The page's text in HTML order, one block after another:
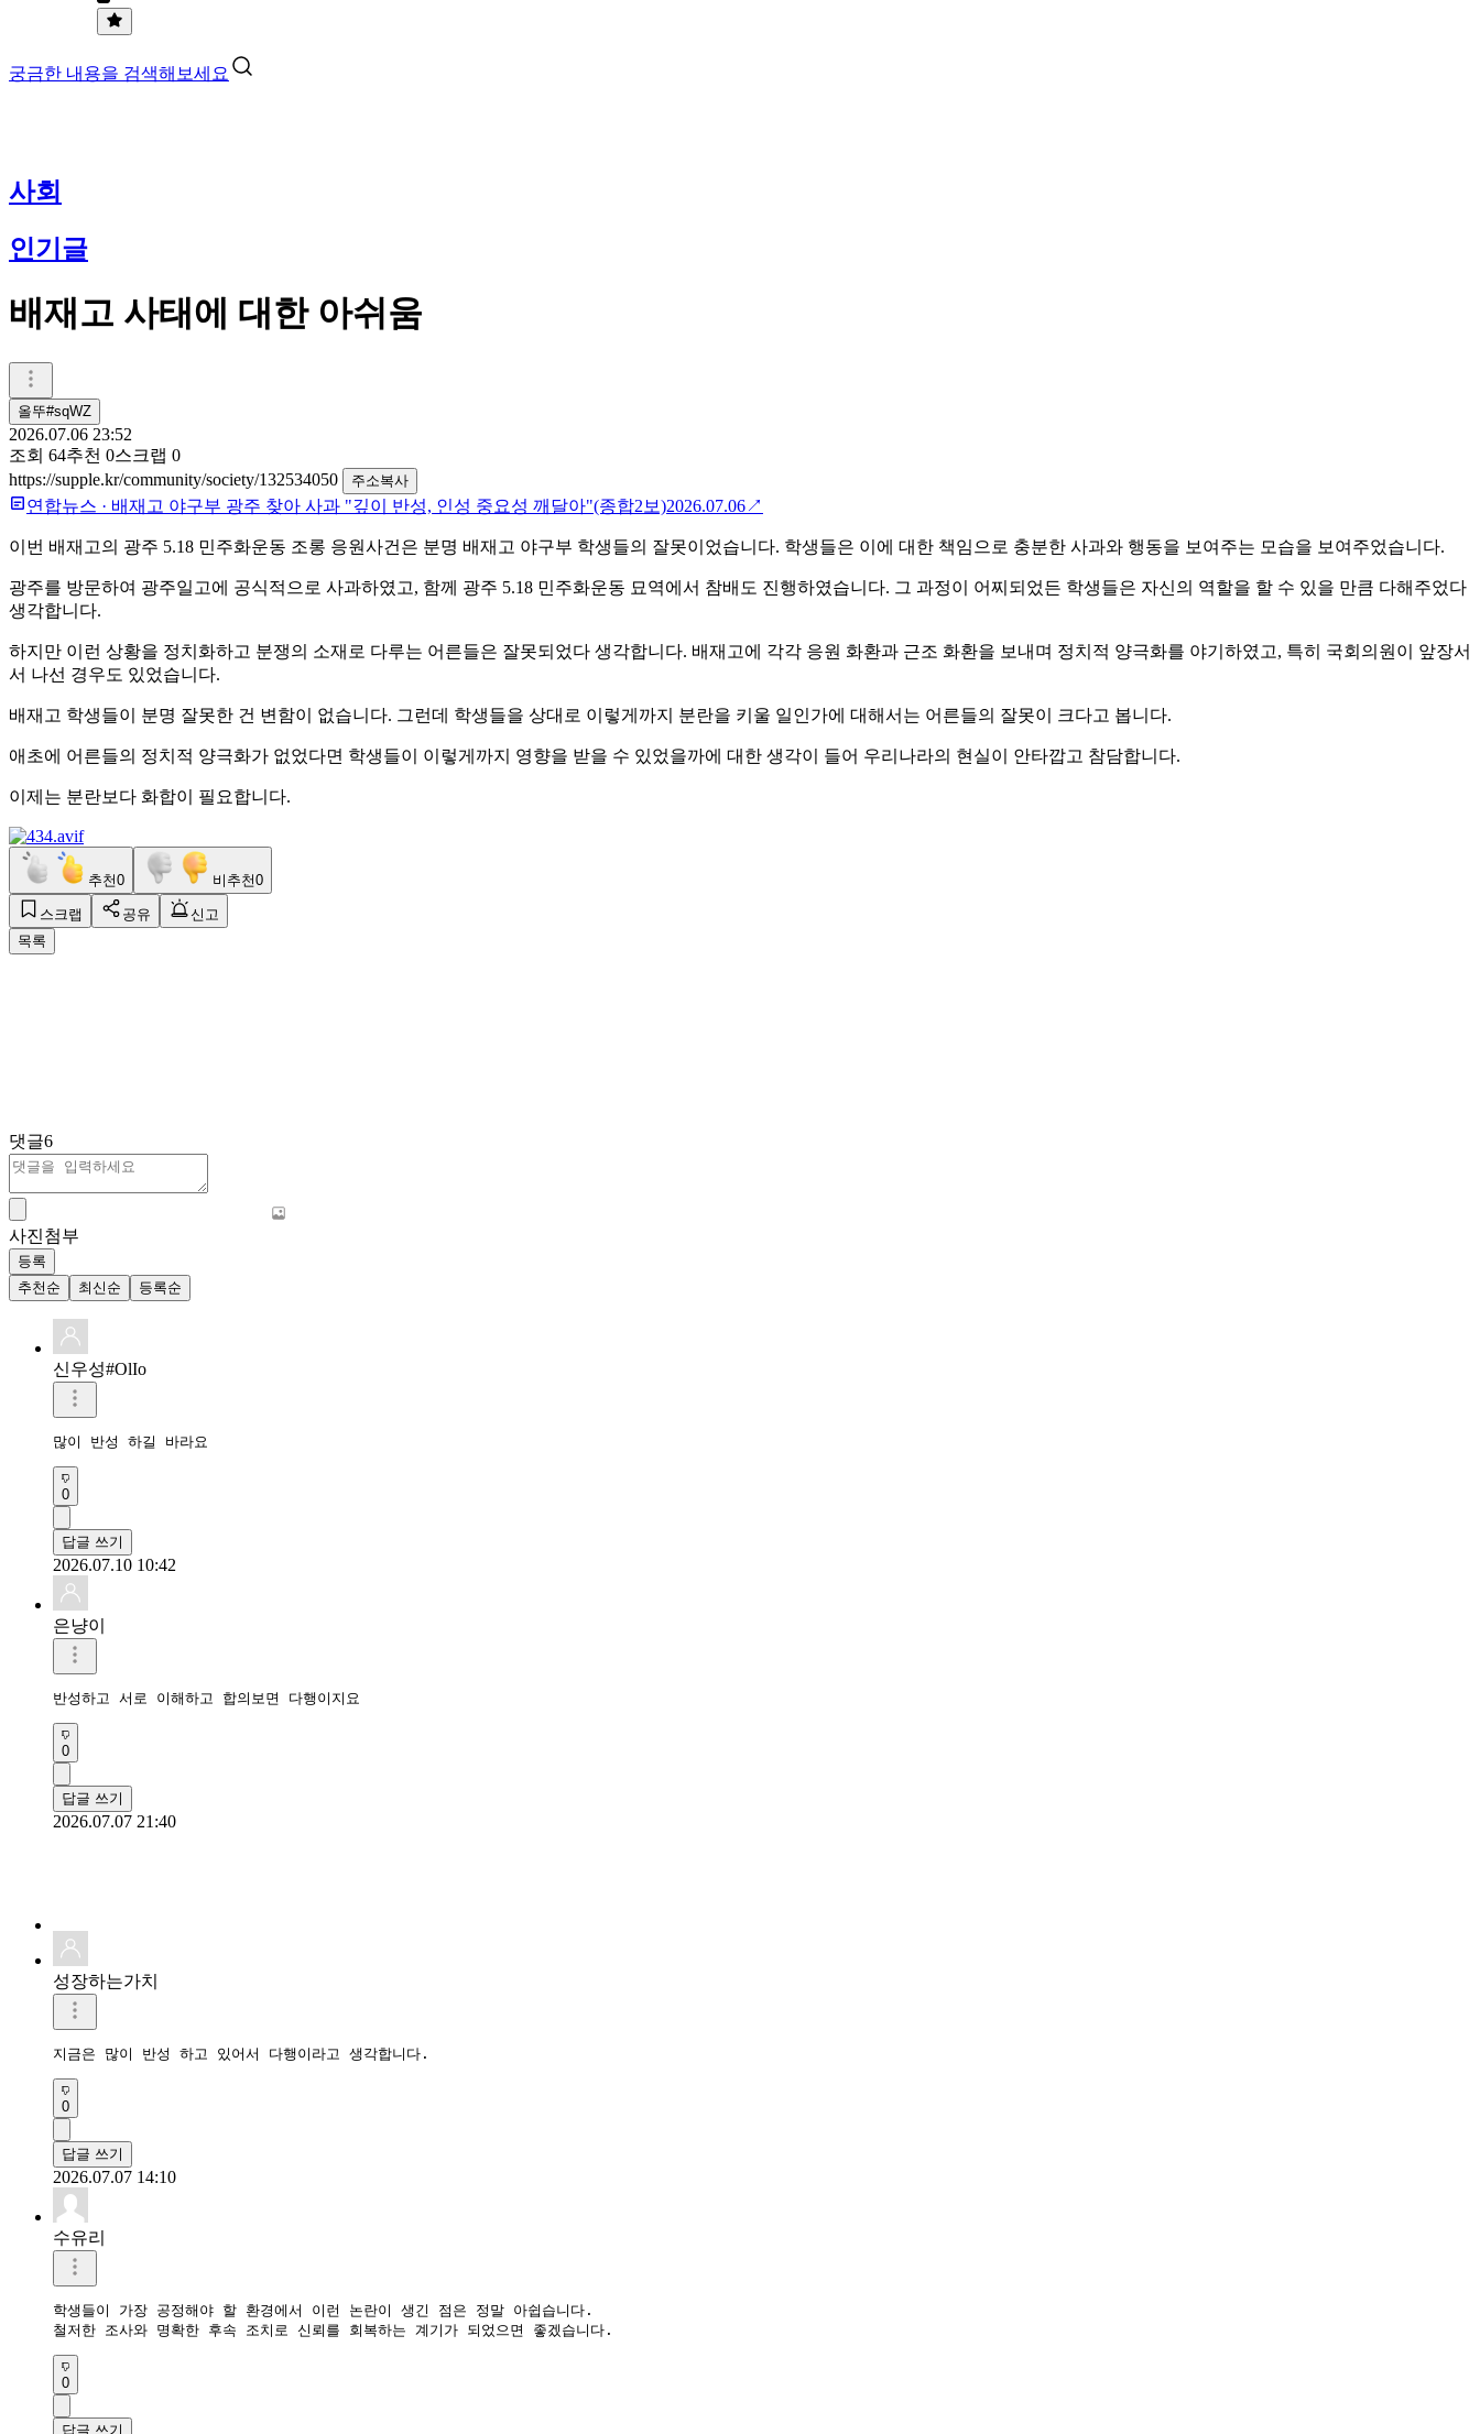
궁금한 내용을 검색해보세요
사회
인기글
배재고 사태에 대한 아쉬움
올뚜#sqWZ
2026.07.06 23:52
조회 64추천 0스크랩 0
https://supple.kr/community/society/132534050
주소복사
연합뉴스 · 배재고 야구부 광주 찾아 사과 "깊이 반성, 인성 중요성 깨달아"(종합2보)2026.07.06↗
이번 배재고의 광주 5.18 민주화운동 조롱 응원사건은 분명 배재고 야구부 학생들의 잘못이었습니다. 학생들은 이에 대한 책임으로 충분한 사과와 행동을 보여주는 모습을 보여주었습니다.
광주를 방문하여 광주일고에 공식적으로 사과하였고, 함께 광주 5.18 민주화운동 묘역에서 참배도 진행하였습니다. 그 과정이 어찌되었든 학생들은 자신의 역할을 할 수 있을 만큼 다해주었다
생각합니다.
하지만 이런 상황을 정치화하고 분쟁의 소재로 다루는 어른들은 잘못되었다 생각합니다. 배재고에 각각 응원 화환과 근조 화환을 보내며 정치적 양극화를 야기하였고, 특히 국회의원이 앞장서
서 나선 경우도 있었습니다.
배재고 학생들이 분명 잘못한 건 변함이 없습니다. 그런데 학생들을 상대로 이렇게까지 분란을 키울 일인가에 대해서는 어른들의 잘못이 크다고 봅니다.
애초에 어른들의 정치적 양극화가 없었다면 학생들이 이렇게까지 영향을 받을 수 있었을까에 대한 생각이 들어 우리나라의 현실이 안타깝고 참담합니다.
이제는 분란보다 화합이 필요합니다.
추천0 비추천0
스크랩 공유
신고
목록
댓글6
사진첨부
등록
추천순
최신순 등록순
신우성#OlIo
많이 반성 하길 바라요
0
답글 쓰기
2026.07.10 10:42
은냥이
반성하고 서로 이해하고 합의보면 다행이지요
0
답글 쓰기
2026.07.07 21:40
성장하는가치
지금은 많이 반성 하고 있어서 다행이라고 생각합니다.
0
답글 쓰기
2026.07.07 14:10
수유리
학생들이 가장 공정해야 할 환경에서 이런 논란이 생긴 점은 정말 아쉽습니다.
0
답글 쓰기